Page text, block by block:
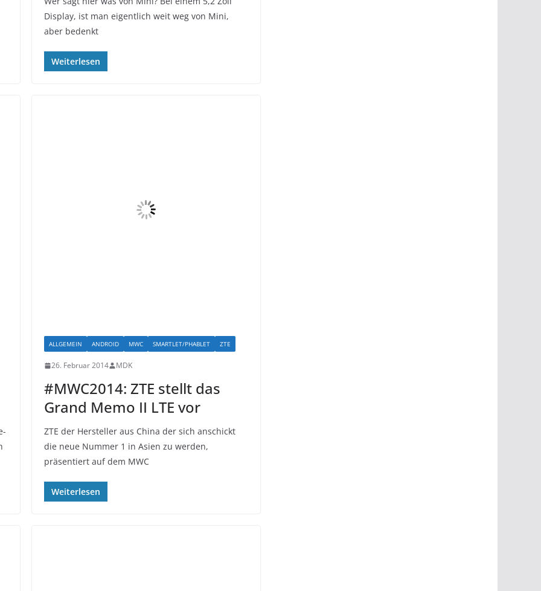
Display, ist man eigentlich weit weg von Mini,
aber bedenkt
Weiterlesen
ALLGEMEIN ANDROID MWC SMARTLET/PHABLET ZTE
26. Februar 2014 MDK
#MWC2014: ZTE stellt das
Grand Memo II LTE vor
ZTE der Hersteller aus China der sich anschickt
die neue Nummer 1 in Asien zu werden,
präsentiert auf dem MWC
Weiterlesen